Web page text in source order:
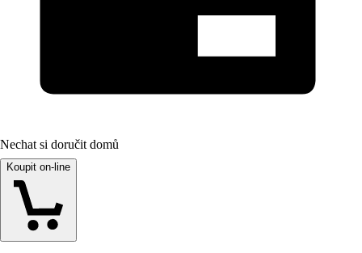
Nechat si doručit domů
Koupit on-line